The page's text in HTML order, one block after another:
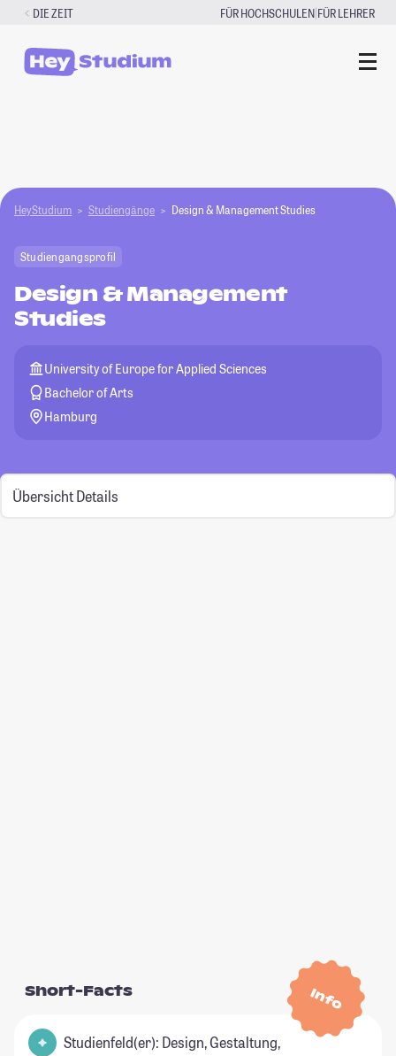
Zum
springen
DIE ZEIT FÜR HOCHSCHULEN|FÜR LEHRER
HeyStudium Studiengänge Design & Management Studies
Studiengangsprofil
Design & Management
Studies
University of Europe for Applied Sciences
Bachelor of Arts
Hamburg
Übersicht Details
Info
Short-Facts
Studienfeld(er): Design, Gestaltung,